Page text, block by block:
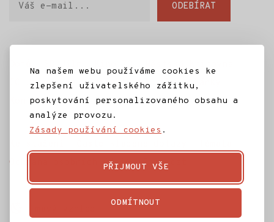
Na našem webu používáme cookies ke
zlepšení uživatelského zážitku,
poskytování personalizovaného obsahu a
analýze provozu.
Zásady používání cookies .
PŘIJMOUT VŠE
ODMÍTNOUT
ODEBÍRAT
SD Jilm Kino 70
Městská knihovna
IC Jilemnice
Projekty SD Jilm
Články
Kontakt
Ochrana osobních údajů
Rozpočet